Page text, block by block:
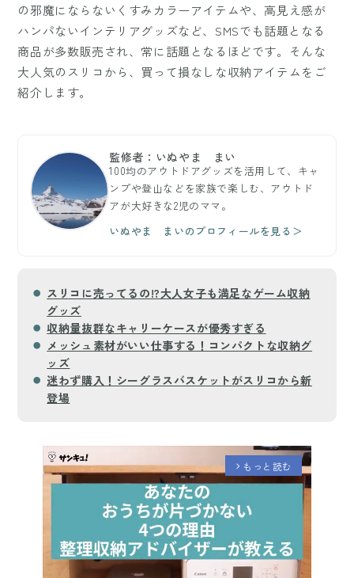
の邪魔にならないくすみカラーアイテムや、高見え感が
ハンパないインテリアグッズなど、SMSでも話題となる
商品が多数販売され、常に話題となるほどです。そんな
大人気のスリコから、買って損なしな収納アイテムをご
紹介します。
監修者：いぬやま まい
100均のアウトドアグッズを活用して、キャ
ンプや登山などを家族で楽しむ、アウトド
アが大好きな2児のママ。
いぬやま まいのプロフィールを見る＞
スリコに売ってるの!?大人女子も満足なゲーム収納
グッズ
収納量抜群なキャリーケースが優秀すぎる
メッシュ素材がいい仕事する！コンパクトな収納グ
ッズ
迷わず購入！シーグラスバスケットがスリコから新
登場
arrow_forward_ios もっと読む